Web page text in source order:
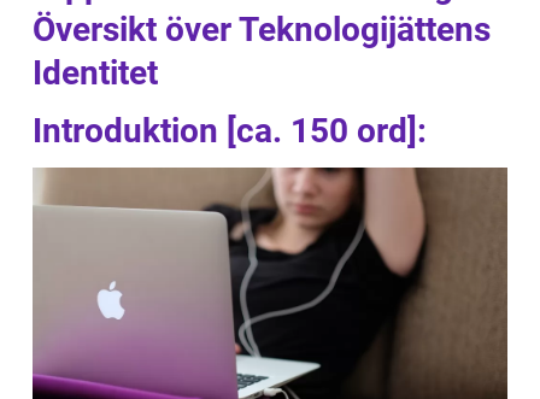
Översikt över Teknologijättens
Identitet
Introduktion [ca. 150 ord]: